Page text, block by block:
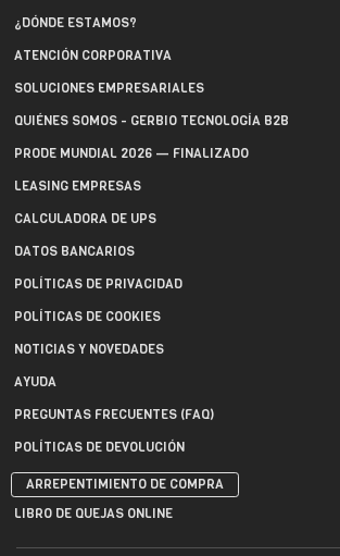
¿DÓNDE ESTAMOS?
ATENCIÓN CORPORATIVA
SOLUCIONES EMPRESARIALES
QUIÉNES SOMOS - GERBIO TECNOLOGÍA B2B
PRODE MUNDIAL 2026 — FINALIZADO
LEASING EMPRESAS
CALCULADORA DE UPS
DATOS BANCARIOS
POLÍTICAS DE PRIVACIDAD
POLÍTICAS DE COOKIES
NOTICIAS Y NOVEDADES
AYUDA
PREGUNTAS FRECUENTES (FAQ)
POLÍTICAS DE DEVOLUCIÓN
ARREPENTIMIENTO DE COMPRA
LIBRO DE QUEJAS ONLINE